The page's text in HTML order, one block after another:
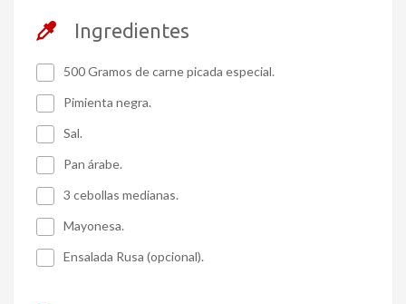
Ingredientes
500 Gramos de carne picada especial.
Pimienta negra.
Sal.
Pan árabe.
3 cebollas medianas.
Mayonesa.
Ensalada Rusa (opcional).